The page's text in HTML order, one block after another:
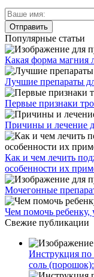
Популярные статьи
Какая форма магния
Лучшие препараты
Первые признаки
Причины и лечение
Как и чем лечить
особенности их
Мочегонные
Чем помочь ребенку,
Свежие публикации
Инструкция
соль